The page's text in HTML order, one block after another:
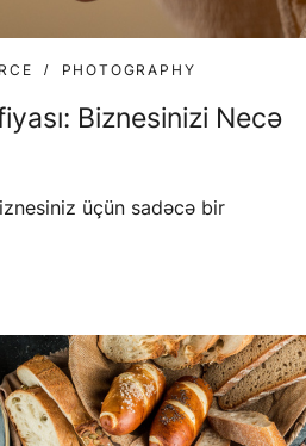
PHOTOGRAPHY
Biznesinizi Necə
üçün sadəcə bir